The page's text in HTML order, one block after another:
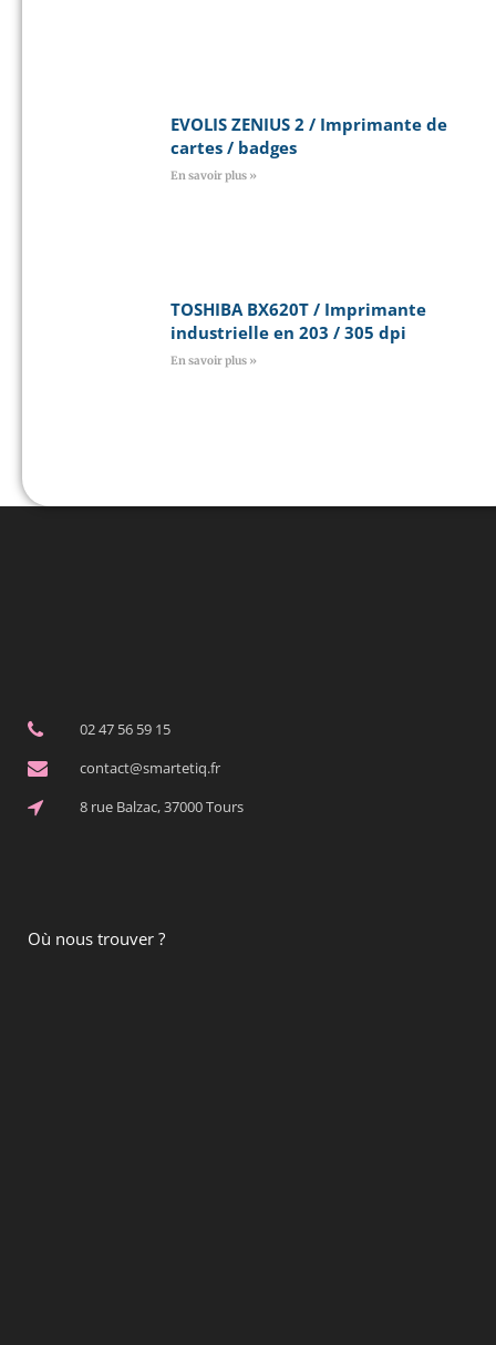
EVOLIS ZENIUS 2 / Imprimante de
cartes / badges
En savoir plus »
TOSHIBA BX620T / Imprimante
industrielle en 203 / 305 dpi
En savoir plus »
02 47 56 59 15
contact@smartetiq.fr
8 rue Balzac, 37000 Tours
Où nous trouver ?